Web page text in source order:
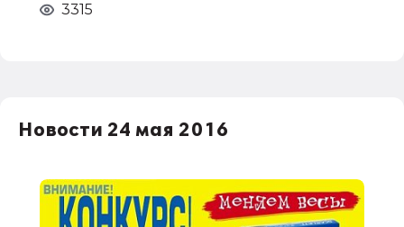
3315
Новости 24 мая 2016